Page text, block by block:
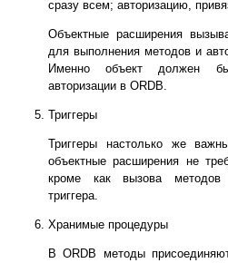
сразу всем; авторизацию,
Объектные расширения
для выполнения методов и
Именно объект должен
авторизации в ORDB.
Триггеры
Триггеры настолько же
объектные расширения не
кроме как вызова методов
триггера.
Хранимые процедуры
В ORDB методы